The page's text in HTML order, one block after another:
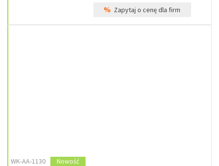
% Zapytaj o cenę dla firm
WK-AA-1130
Nowość